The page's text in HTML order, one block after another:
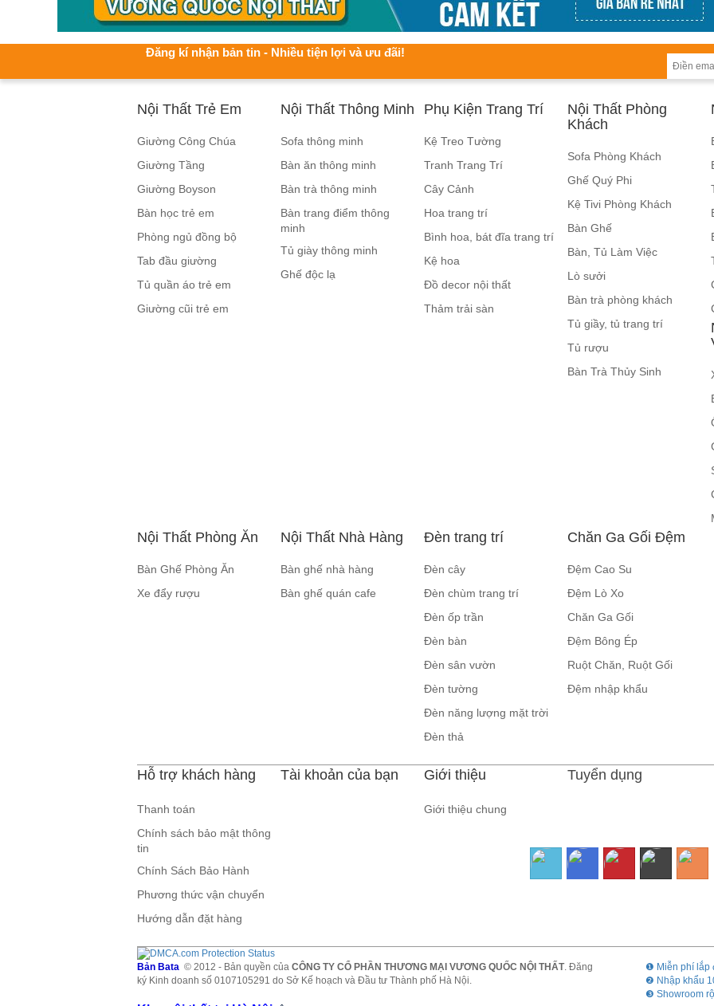
Đăng kí nhận bản tin - Nhiều tiện lợi và ưu đãi!
Nội Thất Trẻ Em
Giường Công Chúa
Giường Tầng
Giường Boyson
Bàn học trẻ em
Phòng ngủ đồng bộ
Tab đầu giường
Tủ quần áo trẻ em
Giường cũi trẻ em
Nội Thất Thông Minh
Sofa thông minh
Bàn ăn thông minh
Bàn trà thông minh
Bàn trang điểm thông
minh
Tủ giày thông minh
Ghế độc lạ
Phụ Kiện Trang Trí
Kệ Treo Tường
Tranh Trang Trí
Cây Cảnh
Hoa trang trí
Bình hoa, bát đĩa trang trí
Kệ hoa
Đồ decor nội thất
Thảm trải sàn
Nội Thất Phòng
Khách
Sofa Phòng Khách
Ghế Quý Phi
Kệ Tivi Phòng Khách
Bàn Ghế
Bàn, Tủ Làm Việc
Lò sưởi
Bàn trà phòng khách
Tủ giầy, tủ trang trí
Tủ rượu
Bàn Trà Thủy Sinh
Nội Thất Phòng Ăn
Bàn Ghế Phòng Ăn
Xe đẩy rượu
Nội Thất Nhà Hàng
Bàn ghế nhà hàng
Bàn ghế quán cafe
Đèn trang trí
Đèn cây
Đèn chùm trang trí
Đèn ốp trần
Đèn bàn
Đèn sân vườn
Đèn tường
Đèn năng lượng mặt trời
Đèn thả
Chăn Ga Gối Đệm
Đệm Cao Su
Đệm Lò Xo
Chăn Ga Gối
Đệm Bông Ép
Ruột Chăn, Ruột Gối
Đệm nhập khẩu
Hỗ trợ khách hàng
Thanh toán
Chính sách bảo mật thông
tin
Chính Sách Bảo Hành
Phương thức vận chuyển
Hướng dẫn đặt hàng
Tài khoản của bạn Giới thiệu
Giới thiệu chung
Tuyển dụng
Bản Bata © 2012 - Bản quyền của CÔNG TY CỔ PHẦN THƯƠNG MẠI VƯƠNG QUỐC NỘI THẤT. Đăng
ký Kinh doanh số 0107105291 do Sở Kế hoạch và Đầu tư Thành phố Hà Nội.
❶ Miễn phí lắp
❷ Nhập khẩu
❸ Showroom